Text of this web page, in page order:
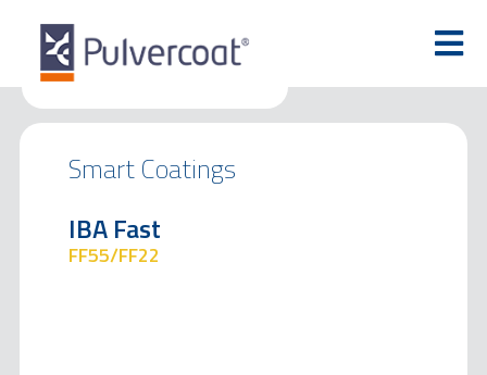
Smart Coatings
IBA Fast
FF55/FF22